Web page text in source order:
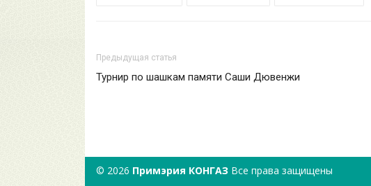
Предыдущая статья
Турнир по шашкам памяти Саши Дювенжи
© 2026 Примэрия КОНГАЗ Все права защищены